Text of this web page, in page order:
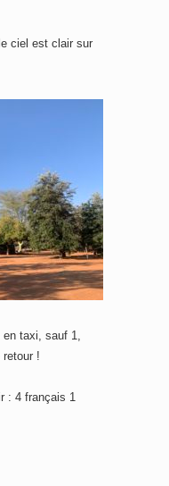
ciel est clair sur
en taxi, sauf 1,
retour !
: 4 français 1